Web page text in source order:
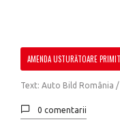
AMENDA USTURĂTOARE
Text: Auto Bild România /
0 comentarii